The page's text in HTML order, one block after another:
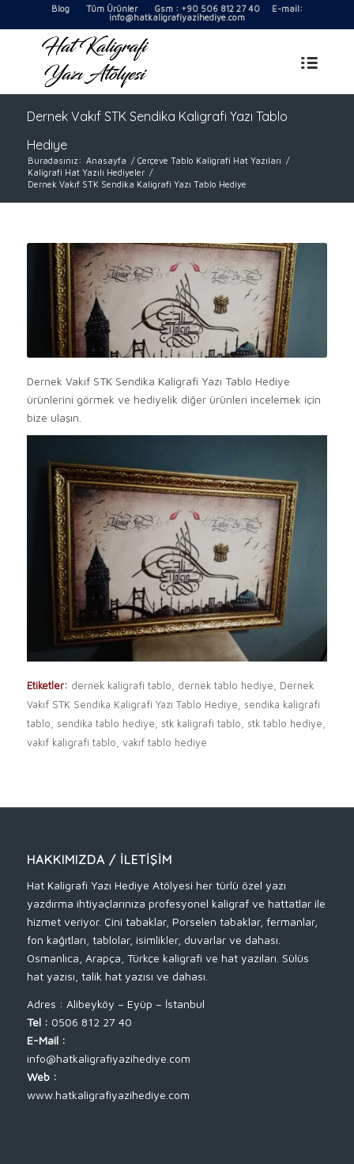
Blog Tüm ÜrünlerGsm : +90 506 812 27 40 E-mail:
info@hatkaligrafiyazihediye.com
Dernek Vakıf STK Sendika Kaligrafi Yazı Tablo
Hediye
Buradasınız: Anasayfa / Çerçeve Tablo Kaligrafi Hat Yazıları /
Kaligrafi Hat Yazılı Hediyeler /
Dernek Vakıf STK Sendika Kaligrafi Yazı Tablo Hediye
Dernek Vakıf STK Sendika Kaligrafi Yazı Tablo Hediye
ürünlerini görmek ve hediyelik diğer ürünleri incelemek için
bize ulaşın.
Etiketler: dernek kaligrafi tablo , dernek tablo hediye , Dernek
Vakıf STK Sendika Kaligrafi Yazı Tablo Hediye , sendika kaligrafi
tablo , sendika tablo hediye , stk kaligrafi tablo , stk tablo hediye ,
vakıf kaligrafi tablo , vakıf tablo hediye
HAKKIMIZDA / İLETIŞIM
Hat Kaligrafi Yazı Hediye Atölyesi her türlü özel yazı
yazdırma ihtiyaçlarınıza profesyonel kaligraf ve hattatlar ile
hizmet veriyor. Çini tabaklar, Porselen tabaklar, fermanlar,
fon kağıtları, tablolar, isimlikler, duvarlar ve dahası.
Osmanlıca, Arapça, Türkçe kaligrafi ve hat yazıları. Sülüs
hat yazısı, talik hat yazısı ve dahası.
Adres : Alibeyköy – Eyüp – İstanbul
Tel : 0506 812 27 40
E-Mail :
info@hatkaligrafiyazihediye.com
Web :
www.hatkaligrafiyazihediye.com